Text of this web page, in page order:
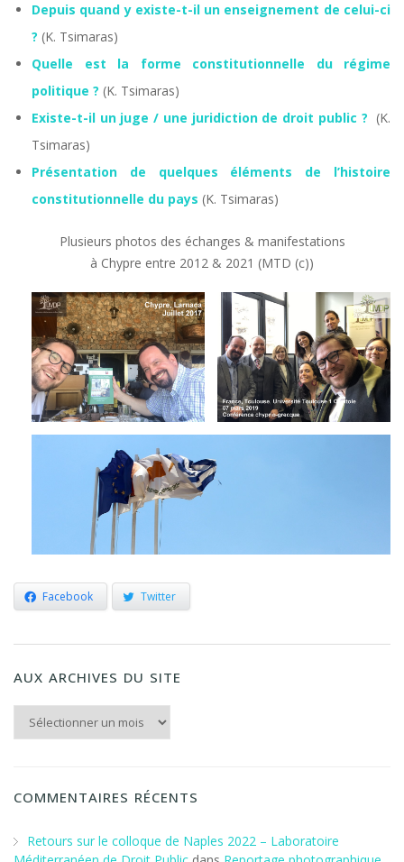
Depuis quand y existe-t-il un enseignement de celui-ci
? (K. Tsimaras)
Quelle est la forme constitutionnelle du régime
politique ? (K. Tsimaras)
Existe-t-il un juge / une juridiction de droit public ? (K.
Tsimaras)
Présentation de quelques éléments de l’histoire
constitutionnelle du pays (K. Tsimaras)
Plusieurs photos des échanges & manifestations
à Chypre entre 2012 & 2021 (MTD (c))
Facebook Twitter
AUX ARCHIVES DU SITE
Aux archives du Site
COMMENTAIRES RÉCENTS
Retours sur le colloque de Naples 2022 – Laboratoire